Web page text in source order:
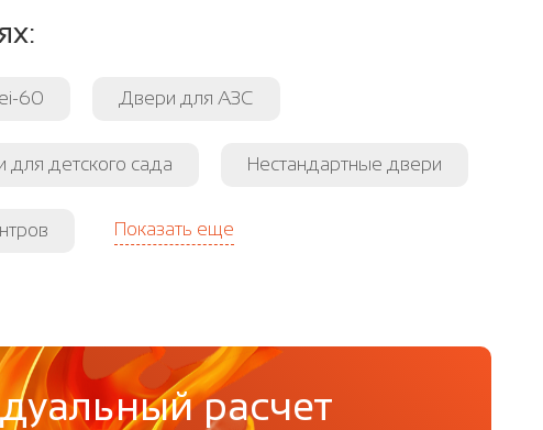
60 Двери для АЗС
для детского сада Нестандартные двери
Показать еще
расчет